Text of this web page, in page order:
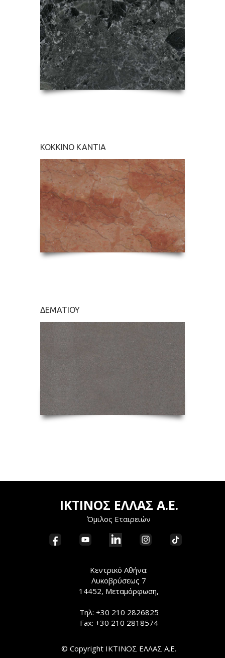
ΚΟΚΚΙΝΟ ΚΑΝΤΙΑ
ΔΕΜΑΤΙΟΥ
ΙΚΤΙΝΟΣ ΕΛΛΑΣ Α.Ε.
Όμιλος Εταιρειών
Κεντρικό Αθήνα:
Λυκοβρύσεως 7
14452, Μεταμόρφωση,
Τηλ: +30 210 2826825
Fax: +30 210 2818574
© Copyright ΙΚΤΙΝΟΣ ΕΛΛΑΣ Α.Ε.